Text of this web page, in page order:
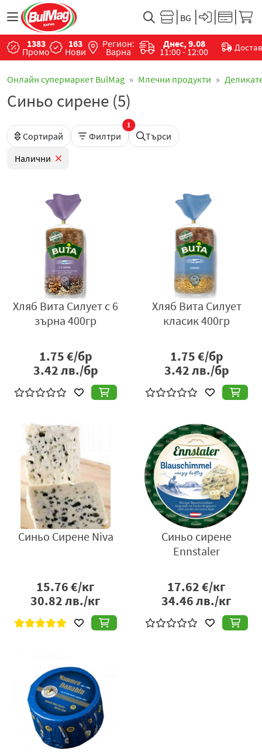
1383
Промо
163
Нови
Регион:
Варна
Днес, 9.08
11:00 - 12:00
Онлайн супермаркет BulMag Млечни продукти
Синьо сирене (5)
Сортирай Филтри
1
Търси
Налични
Хляб Вита Силует с 6
зърна 400гр
1.75€/бр
3.42лв./бр
Хляб Вита Силует
класик 400гр
1.75€/бр
3.42лв./бр
Синьо Сирене Niva
15.76€/кг
30.82лв./кг
Синьо сирене
Ennstaler
17.62€/кг
34.46лв./кг